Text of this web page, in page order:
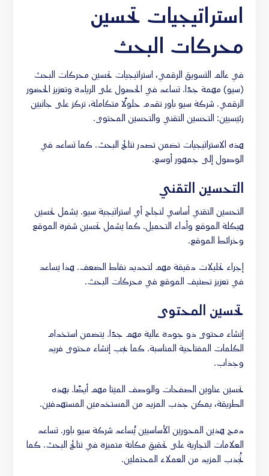
استراتيجيات تحسين
محركات البحث
في عالم التسويق الرقمي، استراتيجيات تحسين محركات البحث
(سيو) مهمة جدًا. تساعد في الحصول على الريادة وتعزيز الحضور
الرقمي. شركة سيو باور تقدم حلولًا متكاملة، تركز على جانبين
رئيسيين: التحسين التقني والتحسين المحتوى.
هذه الاستراتيجيات تضمن تصدر نتائج البحث. كما تساعد في
الوصول إلى جمهور أوسع.
التحسين التقني
التحسين التقني أساسي لنجاح أي استراتيجية سيو. يشمل تحسين
هيكلة الموقع وأداء التحميل. كما يشمل تحسين شفرة الموقع
وخرائط الموقع.
إجراء تحليلات دقيقة مهم لتحديد نقاط الضعف. هذا يساعد
في تعزيز تصنيف الموقع في محركات البحث.
تحسين المحتوى
إنشاء محتوى ذو جودة عالية مهم جدًا. يتضمن استخدام
الكلمات المفتاحية المناسبة. كما يجب إنشاء محتوى فريد
وجذاب.
تحسين عناوين الصفحات والوصف الميتا مهم أيضًا. بهذه
الطريقة، يمكن جذب المزيد من المستخدمين المستهدفين.
دمج هذين المحورين الأساسيين يُساعد شركة سيو باور. تساعد
العلامات التجارية على تحقيق مكانة متميزة في نتائج البحث. كما
تُجذب المزيد من العملاء المحتملين.